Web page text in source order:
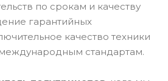
по срокам и качеству
гарантийных
качество техники
стандартам.